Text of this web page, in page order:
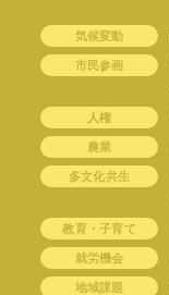
気候変動
市民参画
人権
農業
多文化共生
教育・子育て
就労機会
地域課題